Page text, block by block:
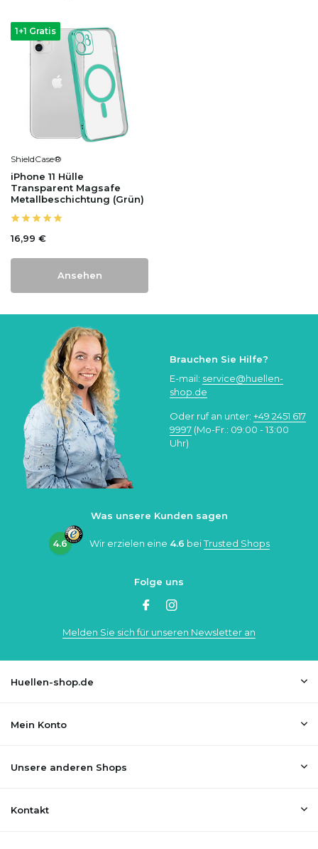
1+1 Gratis
ShieldCase®
iPhone 11 Hülle
Transparent Magsafe
Metallbeschichtung (Grün)
16,99 €
Ansehen
Brauchen Sie Hilfe?
E-mail: service@huellen-
shop.de
Oder ruf an unter: +49 2451 617
9997 (Mo-Fr.: 09:00 - 13:00
Uhr)
Was unsere Kunden sagen
4.6 Wir erzielen eine 4.6 beiTrusted Shops
Folge uns
Melden Sie sich für unseren Newsletter an
Huellen-shop.de
Mein Konto
Unsere anderen Shops
Kontakt